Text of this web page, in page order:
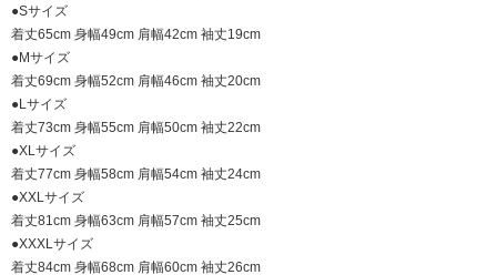
●Sサイズ
着丈65cm 身幅49cm 肩幅42cm 袖丈19cm
●Mサイズ
着丈69cm 身幅52cm 肩幅46cm 袖丈20cm
●Lサイズ
着丈73cm 身幅55cm 肩幅50cm 袖丈22cm
●XLサイズ
着丈77cm 身幅58cm 肩幅54cm 袖丈24cm
●XXLサイズ
着丈81cm 身幅63cm 肩幅57cm 袖丈25cm
●XXXLサイズ
着丈84cm 身幅68cm 肩幅60cm 袖丈26cm